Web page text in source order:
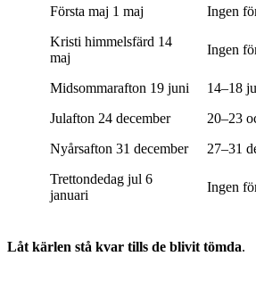
Första maj 1 maj
Ingen
Kristi himmelsfärd 14
maj
Ingen
Midsommarafton 19 juni
14–18
Julafton 24 december
20–23
Nyårsafton 31 december
27–31
Trettondedag jul 6
januari
Ingen
Låt kärlen stå kvar tills de blivit tömda.